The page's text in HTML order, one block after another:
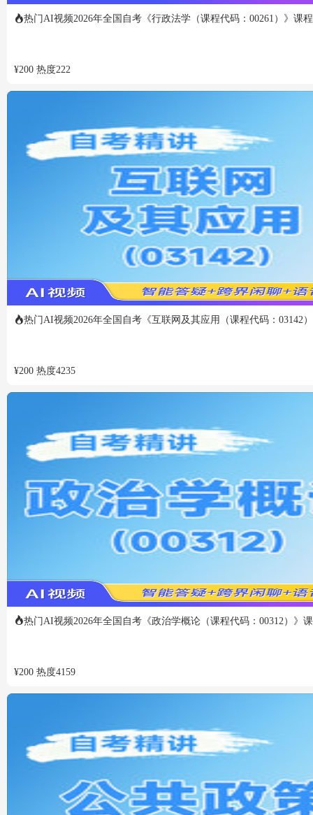
热门AI视频2026年全国自考《行政法学（课程代码：00261）》课
¥200 热度222
热门 AI视频2026年全国自考《互联网及其应用（课程代码：03142
¥200 热度4235
热门AI视频2026年全国自考《政治学概论（课程代码：00312）》
¥200 热度4159